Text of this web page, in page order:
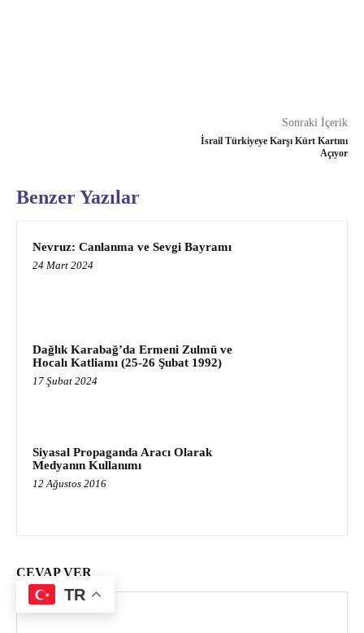
Sonraki İçerik
İsrail Türkiyeye Karşı Kürt Kartını
Açıyor
Benzer Yazılar
Nevruz: Canlanma ve Sevgi Bayramı
24 Mart 2024
Dağlık Karabağ’da Ermeni Zulmü ve
Hocalı Katliamı (25-26 Şubat 1992)
17 Şubat 2024
Siyasal Propaganda Aracı Olarak
Medyanın Kullanımı
12 Ağustos 2016
CEVAP VER
TR